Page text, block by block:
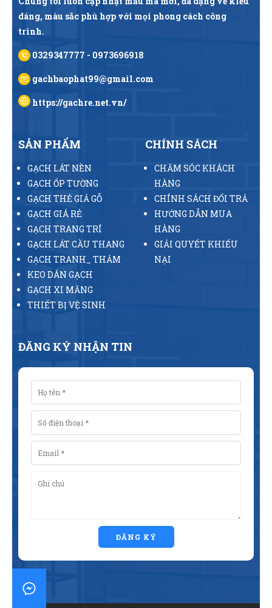
dáng, màu sắc phù hợp với mọi phong cách công
trình.
0329347777 - 0973696918
gachbaophat99@gmail.com
https://gachre.net.vn/
SẢN PHẨM
GẠCH LÁT NỀN
GẠCH ỐP TƯỜNG
GẠCH THẺ GIẢ GỖ
GẠCH GIÁ RẺ
GẠCH TRANG TRÍ
GẠCH LÁT CẦU THANG
GẠCH TRANH_ THẢM
KEO DÁN GẠCH
GẠCH XI MĂNG
THIẾT BỊ VỆ SINH
CHÍNH SÁCH
CHĂM SÓC KHÁCH
HÀNG
CHÍNH SÁCH ĐỔI TRẢ
HƯỚNG DẪN MUA
HÀNG
GIẢI QUYẾT KHIẾU
NẠI
ĐĂNG KÝ NHẬN TIN
ĐĂNG KÝ